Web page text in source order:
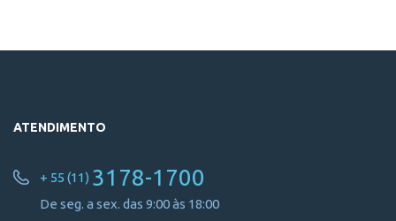
ATENDIMENTO
+ 55 (11) 3178-1700
De seg. a sex. das 9:00 às 18:00